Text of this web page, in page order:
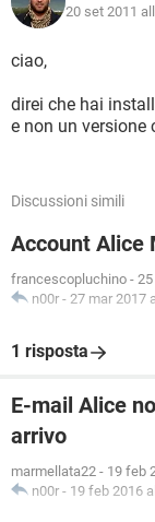
20 set 2011
ciao,
direi che hai
e non un versione
Discussioni simili
Account Alice
francescopluchino -
n00r - 27 mar 2017
1 risposta
E-mail Alice
arrivo
marmellata22 - 19 feb
n00r - 19 feb 2016